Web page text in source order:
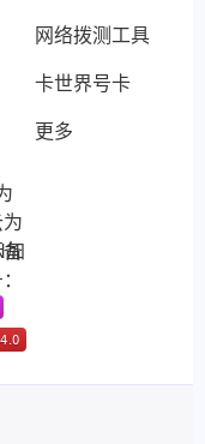
网络拨测工具
卡世界号卡
更多